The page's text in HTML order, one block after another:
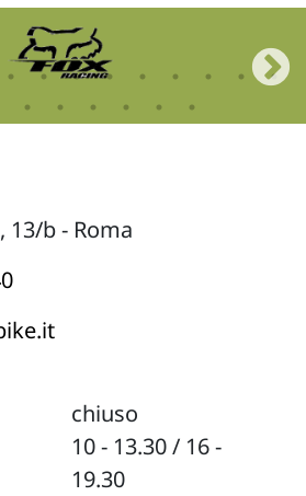
13/b - Roma
chiuso
10 - 13.30 / 16 -
19.30